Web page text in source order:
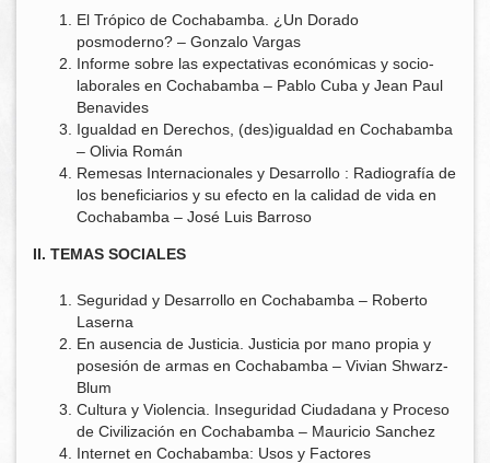
El Trópico de Cochabamba. ¿Un Dorado
posmoderno? – Gonzalo Vargas
Informe sobre las expectativas económicas y socio-
laborales en Cochabamba – Pablo Cuba y Jean Paul
Benavides
Igualdad en Derechos, (des)igualdad en Cochabamba
– Olivia Román
Remesas Internacionales y Desarrollo : Radiografía de
los beneficiarios y su efecto en la calidad de vida en
Cochabamba – José Luis Barroso
II. TEMAS SOCIALES
Seguridad y Desarrollo en Cochabamba – Roberto
Laserna
En ausencia de Justicia. Justicia por mano propia y
posesión de armas en Cochabamba – Vivian Shwarz-
Blum
Cultura y Violencia. Inseguridad Ciudadana y Proceso
de Civilización en Cochabamba – Mauricio Sanchez
Internet en Cochabamba: Usos y Factores